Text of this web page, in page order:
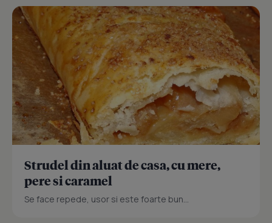
Strudel din aluat de casa, cu mere,
pere si caramel
Se face repede, usor si este foarte bun...